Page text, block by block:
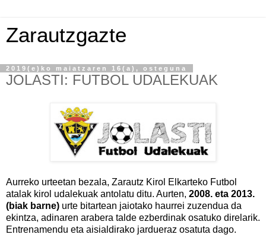
Zarautzgazte
2019(e)ko maiatzaren 16(a), osteguna
JOLASTI: FUTBOL UDALEKUAK
Aurreko urteetan bezala, Zarautz Kirol Elkarteko Futbol
atalak kirol udalekuak antolatu ditu. Aurten, 2008. eta 2013.
(biak barne) urte bitartean jaiotako haurrei zuzendua da
ekintza, adinaren arabera talde ezberdinak osatuko direlarik.
Entrenamendu eta aisialdirako jardueraz osatuta dago.